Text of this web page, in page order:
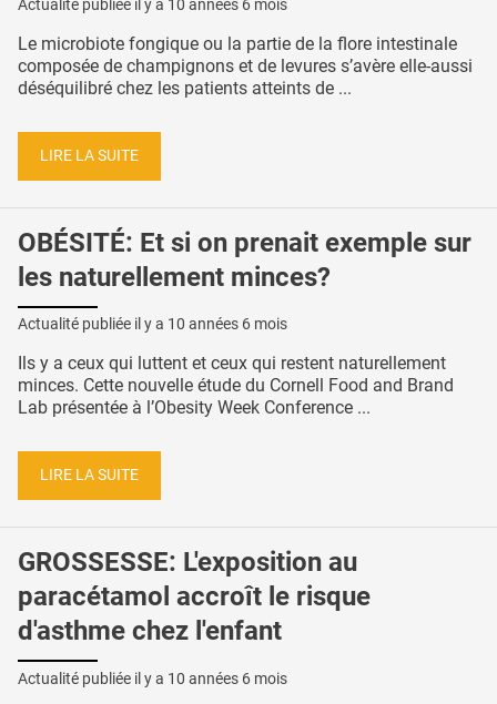
Actualité publiée il y a 10 années 6 mois
Le microbiote fongique ou la partie de la flore intestinale
composée de champignons et de levures s’avère elle-aussi
déséquilibré chez les patients atteints de ...
LIRE LA SUITE
OBÉSITÉ: Et si on prenait exemple sur
les naturellement minces?
Actualité publiée il y a 10 années 6 mois
Ils y a ceux qui luttent et ceux qui restent naturellement
minces. Cette nouvelle étude du Cornell Food and Brand
Lab présentée à l’Obesity Week Conference ...
LIRE LA SUITE
GROSSESSE: L'exposition au
paracétamol accroît le risque
d'asthme chez l'enfant
Actualité publiée il y a 10 années 6 mois